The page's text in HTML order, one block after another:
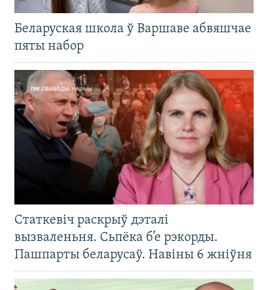
Беларуская школа ў Варшаве абвяшчае
пяты набор
Статкевіч раскрыў дэталі
вызваленьня. Сьпёка б’е рэкорды.
Пашпарты беларусаў. Навіны 6 жніўня